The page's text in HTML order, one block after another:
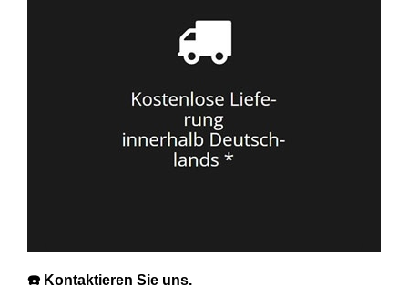
☎️ Kontaktieren Sie uns.